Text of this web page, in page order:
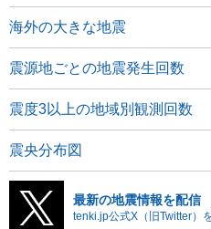
海外の大きな地震
震源地ごとの地震発生回数
震度3以上の地域別観測回数
震央分布図
最新の地震情報を配信
tenki.jp公式X（旧Twitter）